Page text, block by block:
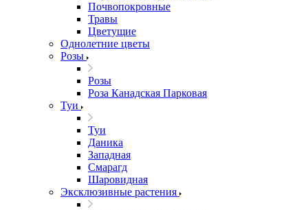
Почвопокровные
Травы
Цветущие
Однолетние цветы
Розы
Розы
Роза Канадская Парковая
Туи
Туи
Даника
Западная
Смарагд
Шаровидная
Эксклюзивные растения